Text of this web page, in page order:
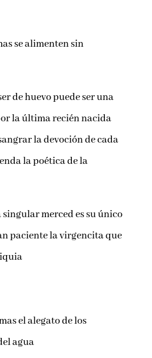
se alimenten sin
de huevo puede ser una
la última recién nacida
la devoción de cada
la poética de la
merced es su único
paciente la virgencita que
el alegato de los
agua